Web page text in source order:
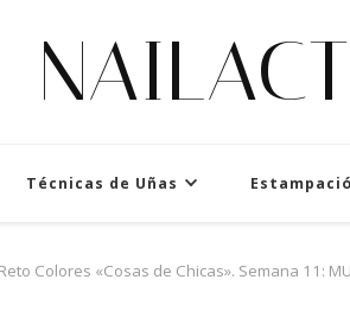
Técnicas de Uñas
Reto Colores «Cosas de Chicas». Semana 11: